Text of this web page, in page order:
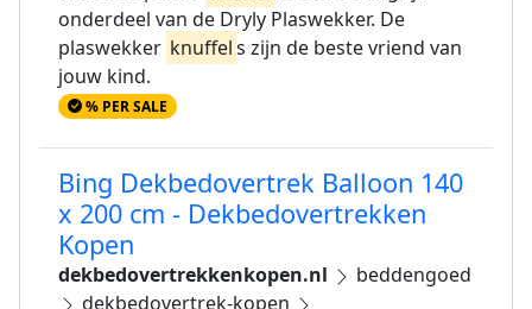
onderdeel van de Dryly Plaswekker. De
plaswekker knuffels zijn de beste vriend van
jouw kind.
% PER SALE
Bing Dekbedovertrek Balloon 140
x 200 cm - Dekbedovertrekken
Kopen
dekbedovertrekkenkopen.nl
beddengoed
dekbedovertrek-kopen